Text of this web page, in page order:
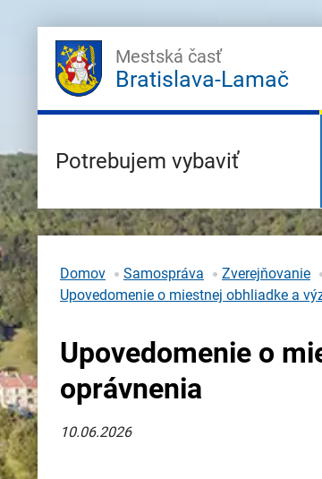
Mestská časť
Bratislava-Lamač
Potrebujem vybaviť
Domov Samospráva Zverejňovanie
Upovedomenie o miestnej obhliadke a
Upovedomenie o
oprávnenia
10.06.2026